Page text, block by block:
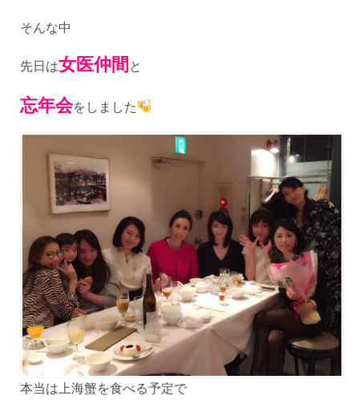
そんな中
先日は女医仲間 と
忘年会をしました
本当は上海蟹を食べる予定で